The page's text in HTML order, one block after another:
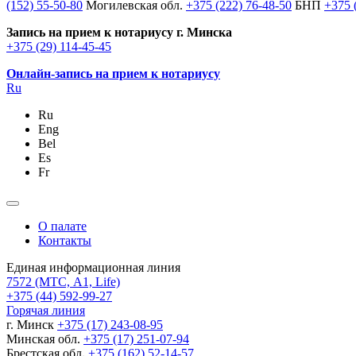
(152) 55-50-80 Могилевская обл. +375 (222) 76-48-50 БНП +375
Запись на прием к нотариусу г. Минска
+375 (29) 114-45-45
Онлайн-запись на прием к нотариусу
Ru
Ru
Eng
Bel
Es
Fr
О палате
Контакты
Единая информационная линия
7572 (МТС, A1, Life)
+375 (44) 592-99-27
Горячая линия
г. Минск +375 (17) 243-08-95
Минская обл. +375 (17) 251-07-94
Брестская обл. +375 (162) 52-14-57